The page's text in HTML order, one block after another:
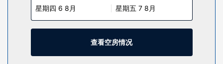
物业设施
您可到露台欣赏美景，还可利用免费 WiFi和自动售货机等服务
星期四 6 8月 星期五 7 8月
查看空房情况